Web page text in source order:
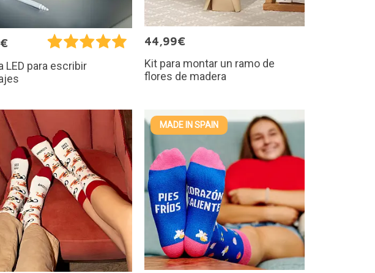
LED para escribir
44,99€
Kit para montar un ramo de
flores de madera
MADE IN SPAIN